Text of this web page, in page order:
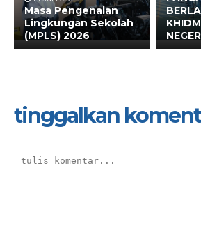
Masa Pengenalan
Lingkungan Sekolah
(MPLS) 2026
tinggalkan